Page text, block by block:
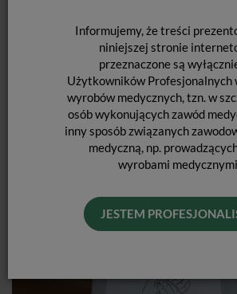
Informujemy, że treści
niniejszej stronie
przeznaczone są
Użytkowników Profesjonalnych
wyrobów medycznych, tzn. w
osób wykonujących zawód
inny sposób związanych
medyczną, np.
wyrobami
JESTEM